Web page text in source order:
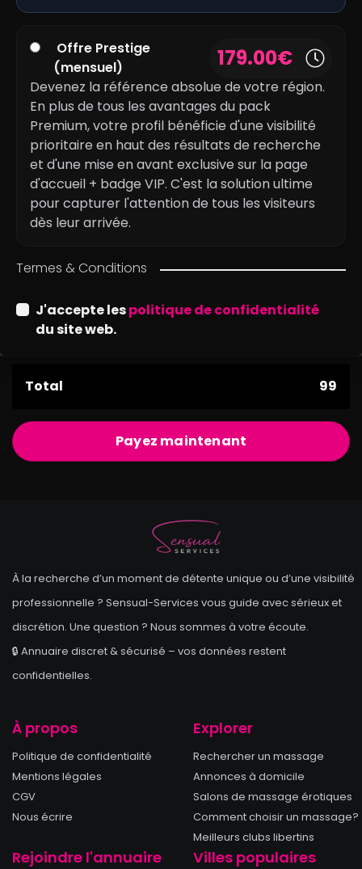
Offre Prestige
(mensuel)
179.00€
Devenez la référence absolue de votre région.
En plus de tous les avantages du pack
Premium, votre profil bénéficie d'une visibilité
prioritaire en haut des résultats de recherche
et d'une mise en avant exclusive sur la page
d'accueil + badge VIP. C'est la solution ultime
pour capturer l'attention de tous les visiteurs
dès leur arrivée.
Termes & Conditions
J'accepte lespolitique de confidentialité
du site web.
Total 99
Payez maintenant
À la recherche d’un moment de détente unique ou d’une visibilité
professionnelle ? Sensual-Services vous guide avec sérieux et
discrétion. Une question ? Nous sommes à votre écoute.
🔒 Annuaire discret & sécurisé – vos données restent
confidentielles.
À propos
Politique de confidentialité
Mentions légales
CGV
Nous écrire
Explorer
Rechercher un massage
Annonces à domicile
Salons de massage érotiques
Comment choisir un massage?
Meilleurs clubs libertins
Rejoindre l'annuaire Villes populaires